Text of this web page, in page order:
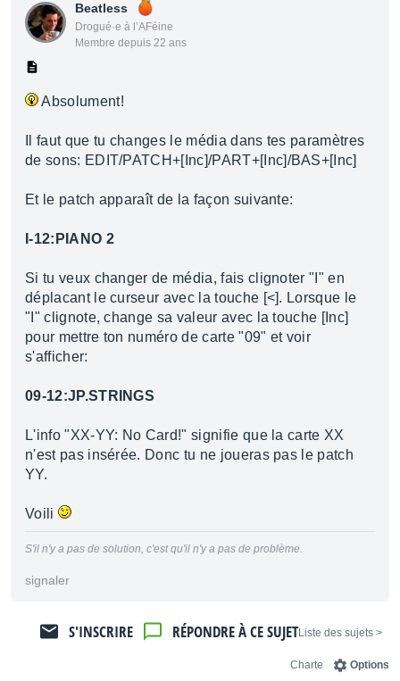
Beatless
Drogué·e à l’AFéine
Membre depuis 22 ans
Absolument!
Il faut que tu changes le média dans tes paramètres
de sons: EDIT/PATCH+[Inc]/PART+[Inc]/BAS+[Inc]
Et le patch apparaît de la façon suivante:
I-12:PIANO 2
Si tu veux changer de média, fais clignoter "I" en
déplacant le curseur avec la touche [<]. Lorsque le
"I" clignote, change sa valeur avec la touche [Inc]
pour mettre ton numéro de carte "09" et voir
s'afficher:
09-12:JP.STRINGS
L'info "XX-YY: No Card!" signifie que la carte XX
n'est pas insérée. Donc tu ne joueras pas le patch
YY.
Voili
S'il n'y a pas de solution, c'est qu'il n'y a pas de problème.
signaler
< Liste des sujets
RÉPONDRE À CE SUJET
S'INSCRIRE
Options
Charte